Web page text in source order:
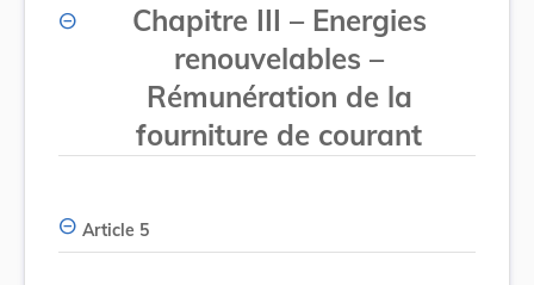
Chapitre III – Energies
renouvelables –
Rémunération de la
fourniture de courant
Article 5